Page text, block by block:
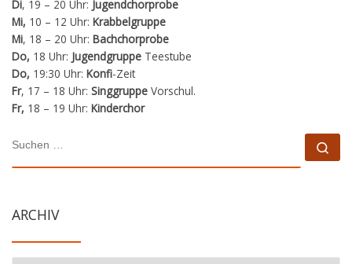
Di, 19 – 20 Uhr: Jugendchorprobe
Mi, 10 – 12 Uhr: Krabbelgruppe
Mi, 18 – 20 Uhr: Bachchorprobe
Do, 18 Uhr: Jugendgruppe Teestube
Do, 19:30 Uhr: Konfi-Zeit
Fr, 17 – 18 Uhr: Singgruppe Vorschul.
Fr, 18 – 19 Uhr: Kinderchor
SUCHE
ARCHIV